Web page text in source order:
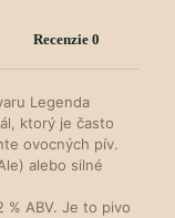
Recenzie 0
Legenda
ktorý je často
ovocných pív.
alebo silné
% ABV. Je to pivo